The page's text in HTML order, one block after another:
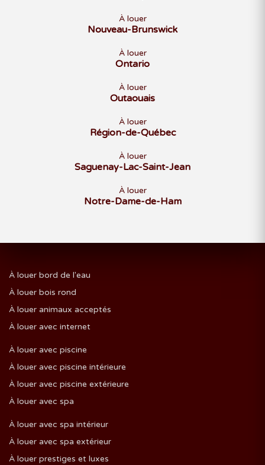
À louer
Nouveau-Brunswick
À louer
Ontario
À louer
Outaouais
À louer
Région-de-Québec
À louer
Saguenay-Lac-Saint-Jean
À louer
Notre-Dame-de-Ham
À louer bord de l'eau
À louer bois rond
À louer animaux acceptés
À louer avec internet
À louer avec piscine
À louer avec piscine intérieure
À louer avec piscine extérieure
À louer avec spa
À louer avec spa intérieur
À louer avec spa extérieur
À louer prestiges et luxes